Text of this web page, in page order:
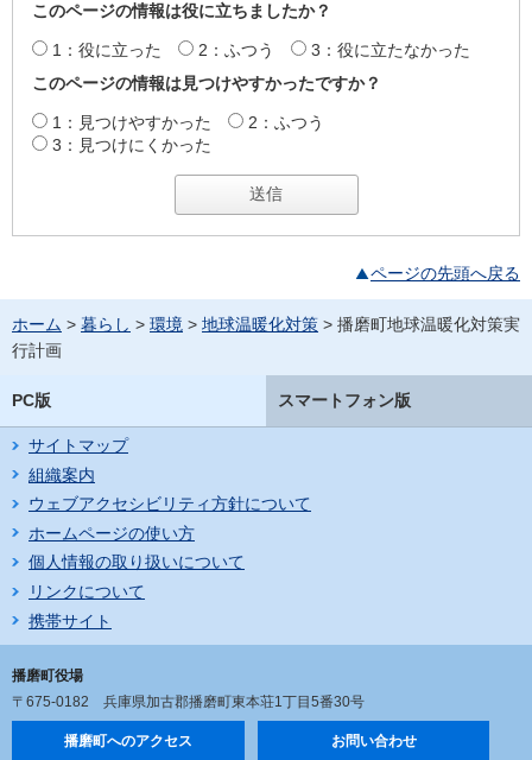
このページの情報は役に立ちましたか？
1：役に立った 2：ふつう
3：役に立たなかった
このページの情報は見つけやすかったですか？
1：見つけやすかった
2：ふつう
3：見つけにくかった
ページの先頭へ戻る
ホーム > 暮らし > 環境 > 地球温暖化対策 > 播磨町地球温暖化対策実
行計画
PC版 スマートフォン版
サイトマップ
組織案内
ウェブアクセシビリティ方針について
ホームページの使い方
個人情報の取り扱いについて
リンクについて
携帯サイト
播磨町役場
〒675-0182 兵庫県加古郡播磨町東本荘1丁目5番30号
播磨町へのアクセス お問い合わせ